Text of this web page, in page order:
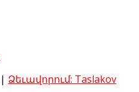
| Ձեւավորում: Taslakov